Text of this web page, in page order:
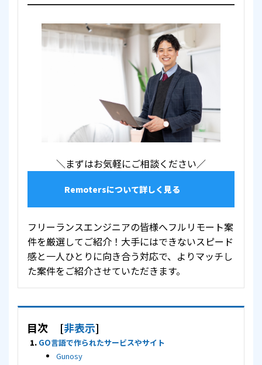
＼まずはお気軽にご相談ください／
Remotersについて詳しく見る
フリーランスエンジニアの皆様へフルリモート案
件を厳選してご紹介！大手にはできないスピード
感と一人ひとりに向き合う対応で、よりマッチし
た案件をご紹介させていただきます。
目次 [非表示]
GO言語で作られたサービスやサイト
Gunosy